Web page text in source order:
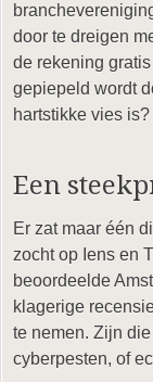
door te dreigen
de rekening
gepiepeld wordt
hartstikke vies
Een
Er zat maar één
zocht op Iens en
beoordeelde
klagerige
te nemen. Zijn
cyberpesten, of